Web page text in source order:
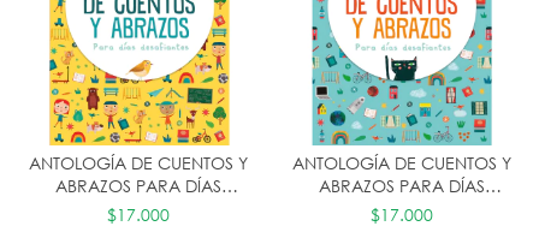
ANTOLOGÍA DE CUENTOS Y
ABRAZOS PARA DÍAS
DESAFIANTES (PRIMER CICLO)
$17.000
ANTOLOGÍA DE CUENTOS Y
ABRAZOS PARA DÍAS
DESAFIANTES (SEGUNDO
CICLO)
$17.000